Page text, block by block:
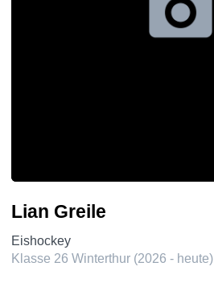
Lian Greile
Eishockey
Klasse 26 Winterthur (2026 - heute)